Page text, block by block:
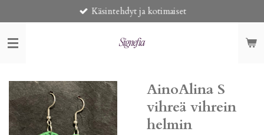
pääsisältöön
Käsintehdyt ja kotimaiset
AinoAlina S
vihreä vihrein
helmin